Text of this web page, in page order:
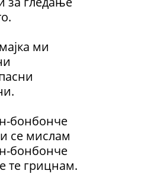
ми
бонбонче
се мислам
бонбонче
те грицнам.